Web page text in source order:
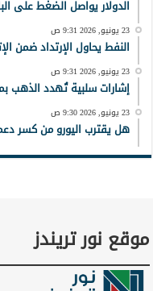
الدولار يواصل الضغط على الباوند…
23 يونيو, 2026 9:31 ص
النفط يحاول الإرتداد ضمن الإتجاة
23 يونيو, 2026 9:31 ص
إشارات سلبية تُهدد الذهب بمزيد
23 يونيو, 2026 9:30 ص
هل يقترب اليورو من كسر دعم جديد؟
موقع نور تريندز